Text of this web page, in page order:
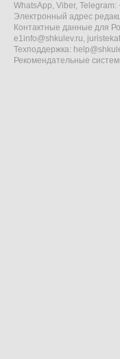
WhatsApp, Viber,
Электронный адрес
Контактные данные для
e1info@shkulev.ru,
Техподдержка:
Рекомендательные